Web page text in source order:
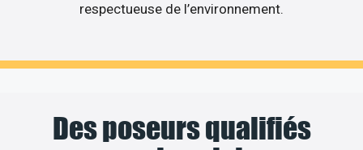
respectueuse de l’environnement.
Des poseurs qualifiés